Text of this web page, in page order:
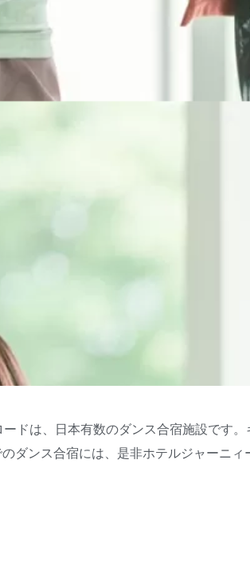
ドは、日本有数のダンス合宿施設です
ンス合宿には、是非ホテルジャーニィ